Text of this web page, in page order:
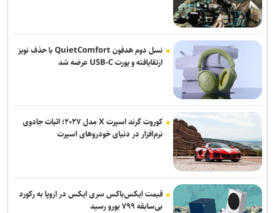
صادقی سرمربی ساپیا شد
واکنش باشگاه استقلال خوزستان به درگیری مدیرعامل و اعضای هیات
مدیره
نسل دوم هدفون QuietComfort با حذف نویز
ارتقایافته و پورت USB-C عرضه شد
کوروت گرند اسپرت X مدل ۲۰۲۷؛ اثبات جادوی
نرم‌افزار در دنیای خودروهای اسپرت
قیمت ایکس‌باکس سری ایکس در اروپا به رکورد
بی‌سابقه ۷۹۹ یورو رسید